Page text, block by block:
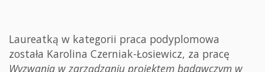
Laureatką w kategorii praca podyplomowa
została Karolina Czerniak-Łosiewicz, za pracę
Wyzwania w zarządzaniu projektem badawczym w